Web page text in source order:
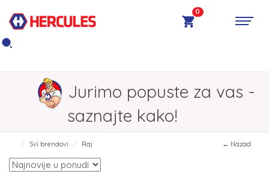
0
Jurimo popuste za vas -
saznajte kako!
Svi brendovi Raj ← Nazad